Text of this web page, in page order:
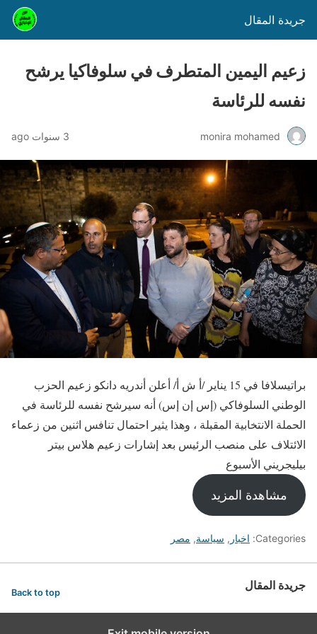
جريدة المقال
زعيم اليمين المتطرف في سلوفاكيا يرشح
نفسه للرئاسة
monira mohamed 3 سنوات ago
براتيسلافا في 15 يناير /أ ش أ/ أعلن أندريه دانكو زعيم الحزب
الوطني السلوفاكي (إس إن إس) أنه سيرشح نفسه للرئاسة في
الحملة الانتخابية المقبلة ، وهذا يثير احتمال تنافس اثنين من زعماء
الائتلاف على منصب الرئيس بعد إشارات زعيم هلاس بيتر
بيليجريني الأسبوع
مشاهدة المزيد
Categories: اخبار , سياسة, مصر
جريدة المقال Back to top